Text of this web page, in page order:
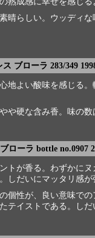
晴らしい。ウッディ
ブローラ 283/349
地よい酸味を感じる
や硬な含み香。味の数
ローラ bottle no.0907
トが香る。わずかに
しだいにマッタリ感が
個性が、良い意味で
テイストである。しだ